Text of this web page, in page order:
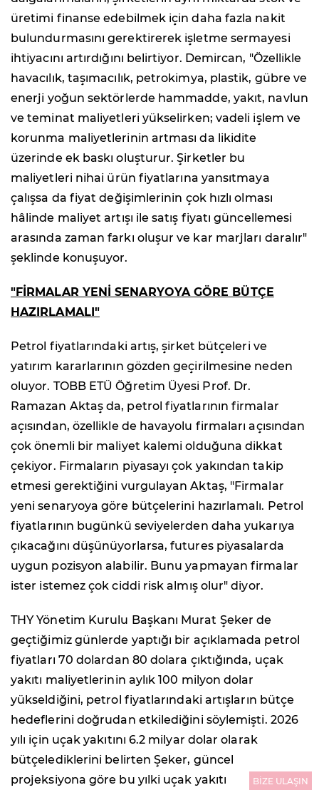
üretimi finanse edebilmek için daha fazla nakit
bulundurmasını gerektirerek işletme sermayesi
ihtiyacını artırdığını belirtiyor. Demircan, "Özellikle
havacılık, taşımacılık, petrokimya, plastik, gübre ve
enerji yoğun sektörlerde hammadde, yakıt, navlun
ve teminat maliyetleri yükselirken; vadeli işlem ve
korunma maliyetlerinin artması da likidite
üzerinde ek baskı oluşturur. Şirketler bu
maliyetleri nihai ürün fiyatlarına yansıtmaya
çalışsa da fiyat değişimlerinin çok hızlı olması
hâlinde maliyet artışı ile satış fiyatı güncellemesi
arasında zaman farkı oluşur ve kar marjları daralır"
şeklinde konuşuyor.
"FİRMALAR YENİ SENARYOYA GÖRE BÜTÇE
HAZIRLAMALI"
Petrol fiyatlarındaki artış, şirket bütçeleri ve
yatırım kararlarının gözden geçirilmesine neden
oluyor. TOBB ETÜ Öğretim Üyesi Prof. Dr.
Ramazan Aktaş da, petrol fiyatlarının firmalar
açısından, özellikle de havayolu firmaları açısından
çok önemli bir maliyet kalemi olduğuna dikkat
çekiyor. Firmaların piyasayı çok yakından takip
etmesi gerektiğini vurgulayan Aktaş, "Firmalar
yeni senaryoya göre bütçelerini hazırlamalı. Petrol
fiyatlarının bugünkü seviyelerden daha yukarıya
çıkacağını düşünüyorlarsa, futures piyasalarda
uygun pozisyon alabilir. Bunu yapmayan firmalar
ister istemez çok ciddi risk almış olur" diyor.
THY Yönetim Kurulu Başkanı Murat Şeker de
geçtiğimiz günlerde yaptığı bir açıklamada petrol
fiyatları 70 dolardan 80 dolara çıktığında, uçak
yakıtı maliyetlerinin aylık 100 milyon dolar
yükseldiğini, petrol fiyatlarındaki artışların bütçe
hedeflerini doğrudan etkilediğini söylemişti. 2026
yılı için uçak yakıtını 6.2 milyar dolar olarak
bütçelediklerini belirten Şeker, güncel
projeksiyona göre bu yılki uçak yakıtı
BİZE ULAŞIN